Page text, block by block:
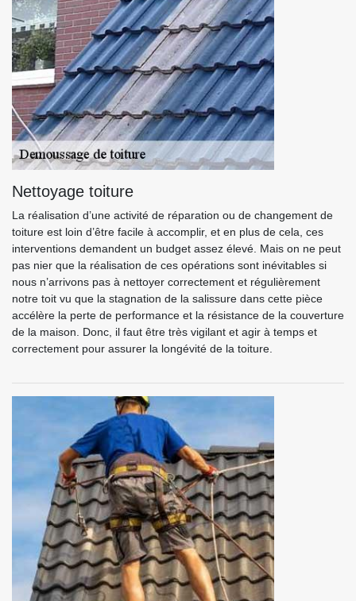
Nettoyage toiture
La réalisation d’une activité de réparation ou de changement de
toiture est loin d’être facile à accomplir, et en plus de cela, ces
interventions demandent un budget assez élevé. Mais on ne peut
pas nier que la réalisation de ces opérations sont inévitables si
nous n’arrivons pas à nettoyer correctement et régulièrement
notre toit vu que la stagnation de la salissure dans cette pièce
accélère la perte de performance et la résistance de la couverture
de la maison. Donc, il faut être très vigilant et agir à temps et
correctement pour assurer la longévité de la toiture.